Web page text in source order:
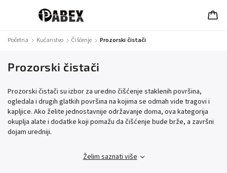
Početna / Kućanstvo / Čišćenje / Prozorski čistači
Prozorski čistači
Prozorski čistači su izbor za uredno čišćenje staklenih površina,
ogledala i drugih glatkih površina na kojima se odmah vide tragovi i
kapljice. Ako želite jednostavnije održavanje doma, ova kategorija
okuplja alate i dodatke koji pomažu da čišćenje bude brže, a završni
dojam uredniji.
Želim saznati više